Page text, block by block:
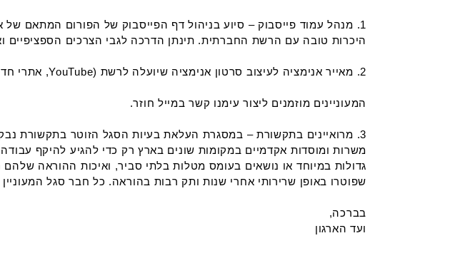
1. מנהל עמוד פייסבוק – סיוע בניהול דף הפייסבוק של הפורום המתאם של
היכרות טובה עם הרשת החברתית. תינתן הדרכה לגבי הצרכים הספציפיים
2. מאייר אנימציה לעיצוב סרטון אנימציה שיועלה לרשת (YouTube, אתרי חדשות וכו'), על פי תסריט שיימסר. קרדיט באתר יינתן למעצב.
המעוניינים מוזמנים ליצור עימנו קשר במייל חוזר.
3. מרואיינים בתקשורת – במסגרת העלאת בעיות הסגל הזוטר בתקשורת
משרות ומוסדות אקדמיים במקומות שונים בארץ רק כדי להגיע להיקף
גדולות במיוחד או נושאים בעומס מטלות בלתי סביר, ואיכות ההוראה
שפוטרו באופן שרירותי אחרי שנות ותק רבות בהוראה. כל חבר סגל
בברכה,
ועד הארגון